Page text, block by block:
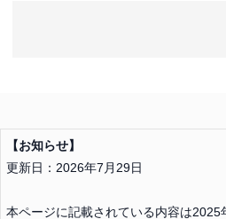
【お知らせ】
更新日：2026年7月29日
本ページに記載されている内容は2025